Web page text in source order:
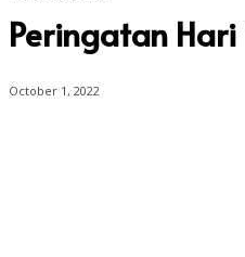
Peringatan
October 1, 2022